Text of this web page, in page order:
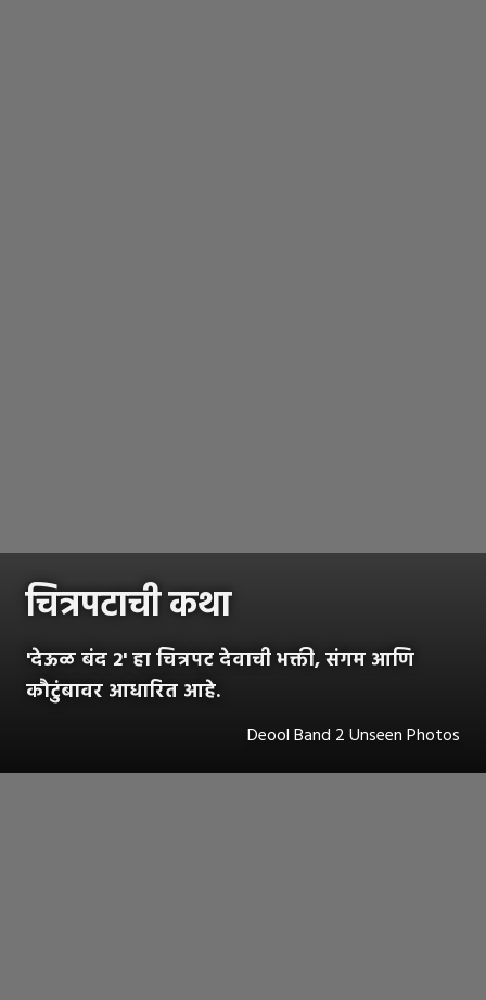
चित्रपटाची कथा
'देऊळ बंद 2' हा चित्रपट देवाची भक्ती, संगम आणि
कौटुंबावर आधारित आहे.
Deool Band 2 Unseen Photos